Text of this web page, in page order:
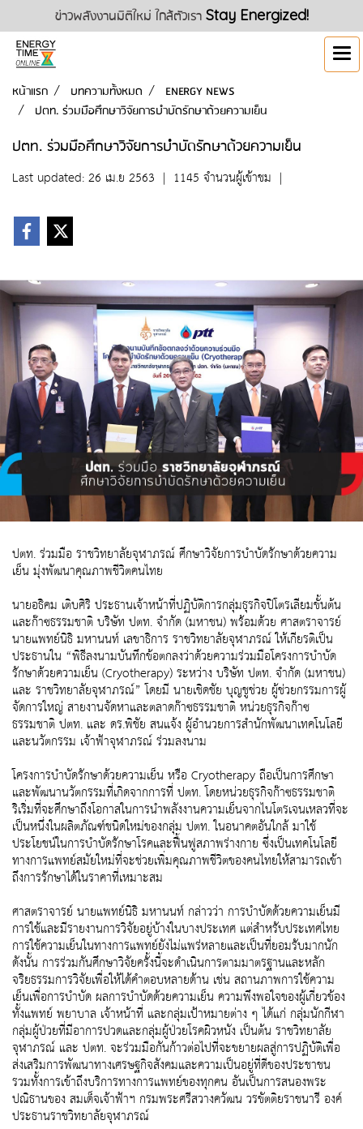
ข่าวพลังงานมิติใหม่ ใกล้ตัวเรา Stay Energized!
หน้าแรก บทความทั้งหมด
ENERGY NEWS
ปตท. ร่วมมือศึกษาวิจัยการบำบัดรักษาด้วยความเย็น
ปตท. ร่วมมือศึกษาวิจัยการบำบัดรักษาด้วยความเย็น
Last updated: 26 เม.ย 2563 | 1145 จำนวนผู้เข้าชม |
ปตท. ร่วมมือ ราชวิทยาลัยจุฬาภรณ์ ศึกษาวิจัยการบำบัดรักษาด้วยความ
เย็น มุ่งพัฒนาคุณภาพชีวิตคนไทย
นายอธิคม เติบศิริ ประธานเจ้าหน้าที่ปฏิบัติการกลุ่มธุรกิจปิโตรเลียมขั้นต้น
และก๊าซธรรมชาติ บริษัท ปตท. จำกัด (มหาชน) พร้อมด้วย ศาสตราจารย์
นายแพทย์นิธิ มหานนท์ เลขาธิการ ราชวิทยาลัยจุฬาภรณ์ ให้เกียรติเป็น
ประธานใน “พิธีลงนามบันทึกข้อตกลงว่าด้วยความร่วมมือโครงการบำบัด
รักษาด้วยความเย็น (Cryotherapy) ระหว่าง บริษัท ปตท. จำกัด (มหาชน)
และ ราชวิทยาลัยจุฬาภรณ์” โดยมี นายเชิดชัย บุญชูช่วย ผู้ช่วยกรรมการผู้
จัดการใหญ่ สายงานจัดหาและตลาดก๊าซธรรมชาติ หน่วยธุรกิจก๊าซ
ธรรมชาติ ปตท. และ ดร.พิชัย สนแจ้ง ผู้อำนวยการสำนักพัฒนาเทคโนโลยี
และนวัตกรรม เจ้าฟ้าจุฬาภรณ์ ร่วมลงนาม
โครงการบำบัดรักษาด้วยความเย็น หรือ Cryotherapy ถือเป็นการศึกษา
และพัฒนานวัตกรรมที่เกิดจากการที่ ปตท. โดยหน่วยธุรกิจก๊าซธรรมชาติ
ริเริ่มที่จะศึกษาถึงโอกาสในการนำพลังงานความเย็นจากไนโตรเจนเหลวที่จะ
เป็นหนึ่งในผลิตภัณฑ์ชนิดใหม่ของกลุ่ม ปตท. ในอนาคตอันใกล้ มาใช้
ประโยชน์ในการบำบัดรักษาโรคและฟื้นฟูสภาพร่างกาย ซึ่งเป็นเทคโนโลยี
ทางการแพทย์สมัยใหม่ที่จะช่วยเพิ่มคุณภาพชีวิตของคนไทยให้สามารถเข้า
ถึงการรักษาได้ในราคาที่เหมาะสม
ศาสตราจารย์ นายแพทย์นิธิ มหานนท์ กล่าวว่า การบำบัดด้วยความเย็นมี
การใช้และมีรายงานการวิจัยอยู่บ้างในบางประเทศ แต่สำหรับประเทศไทย
การใช้ความเย็นในทางการแพทย์ยังไม่แพร่หลายและเป็นที่ยอมรับมากนัก
ดังนั้น การร่วมกันศึกษาวิจัยครั้งนี้จะดำเนินการตามมาตรฐานและหลัก
จริยธรรมการวิจัยเพื่อให้ได้คำตอบหลายด้าน เช่น สถานภาพการใช้ความ
เย็นเพื่อการบำบัด ผลการบำบัดด้วยความเย็น ความพึงพอใจของผู้เกี่ยวข้อง
ทั้งแพทย์ พยาบาล เจ้าหน้าที่ และกลุ่มเป้าหมายต่าง ๆ ได้แก่ กลุ่มนักกีฬา
กลุ่มผู้ป่วยที่มีอาการปวดและกลุ่มผู้ป่วยโรคผิวหนัง เป็นต้น ราชวิทยาลัย
จุฬาภรณ์ และ ปตท. จะร่วมมือกันก้าวต่อไปที่จะขยายผลสู่การปฏิบัติเพื่อ
ส่งเสริมการพัฒนาทางเศรษฐกิจสังคมและความเป็นอยู่ที่ดีของประชาชน
รวมทั้งการเข้าถึงบริการทางการแพทย์ของทุกคน อันเป็นการสนองพระ
ปณิธานของ สมเด็จเจ้าฟ้าฯ กรมพระศรีสวางควัฒน วรขัตติยราชนารี องค์
ประธานราชวิทยาลัยจุฬาภรณ์